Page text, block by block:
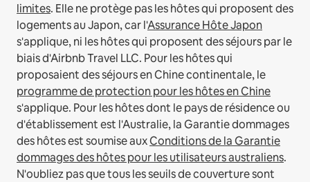
limites. Elle ne protège pas les hôtes qui proposent des
logements au Japon, car l'Assurance Hôte Japon
s'applique, ni les hôtes qui proposent des séjours par le
biais d'Airbnb Travel LLC. Pour les hôtes qui
proposaient des séjours en Chine continentale, le
programme de protection pour les hôtes en Chine
s'applique. Pour les hôtes dont le pays de résidence ou
d'établissement est l'Australie, la Garantie dommages
des hôtes est soumise auxConditions de la Garantie
dommages des hôtes pour les utilisateurs australiens.
N'oubliez pas que tous les seuils de couverture sont